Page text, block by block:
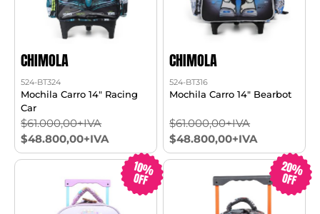
CHIMOLA
524-BT324
Mochila Carro 14" Racing
Car
$61.000,00+IVA
$48.800,00+IVA
CHIMOLA
524-BT316
Mochila Carro 14" Bearbot
$61.000,00+IVA
$48.800,00+IVA
10%
OFF
20%
OFF